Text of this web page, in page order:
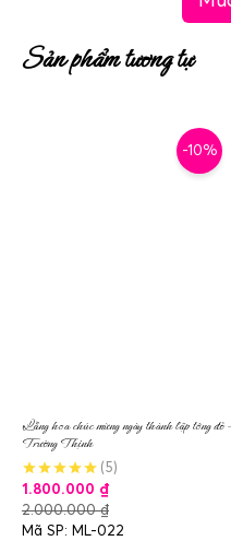
Sản phẩm tương tự
-10%
Lẵng hoa chúc mừng ngày thành lập tông đỏ –
Trường Thịnh
(5)
1.800.000 ₫
2.000.000₫
Mã SP: ML-022